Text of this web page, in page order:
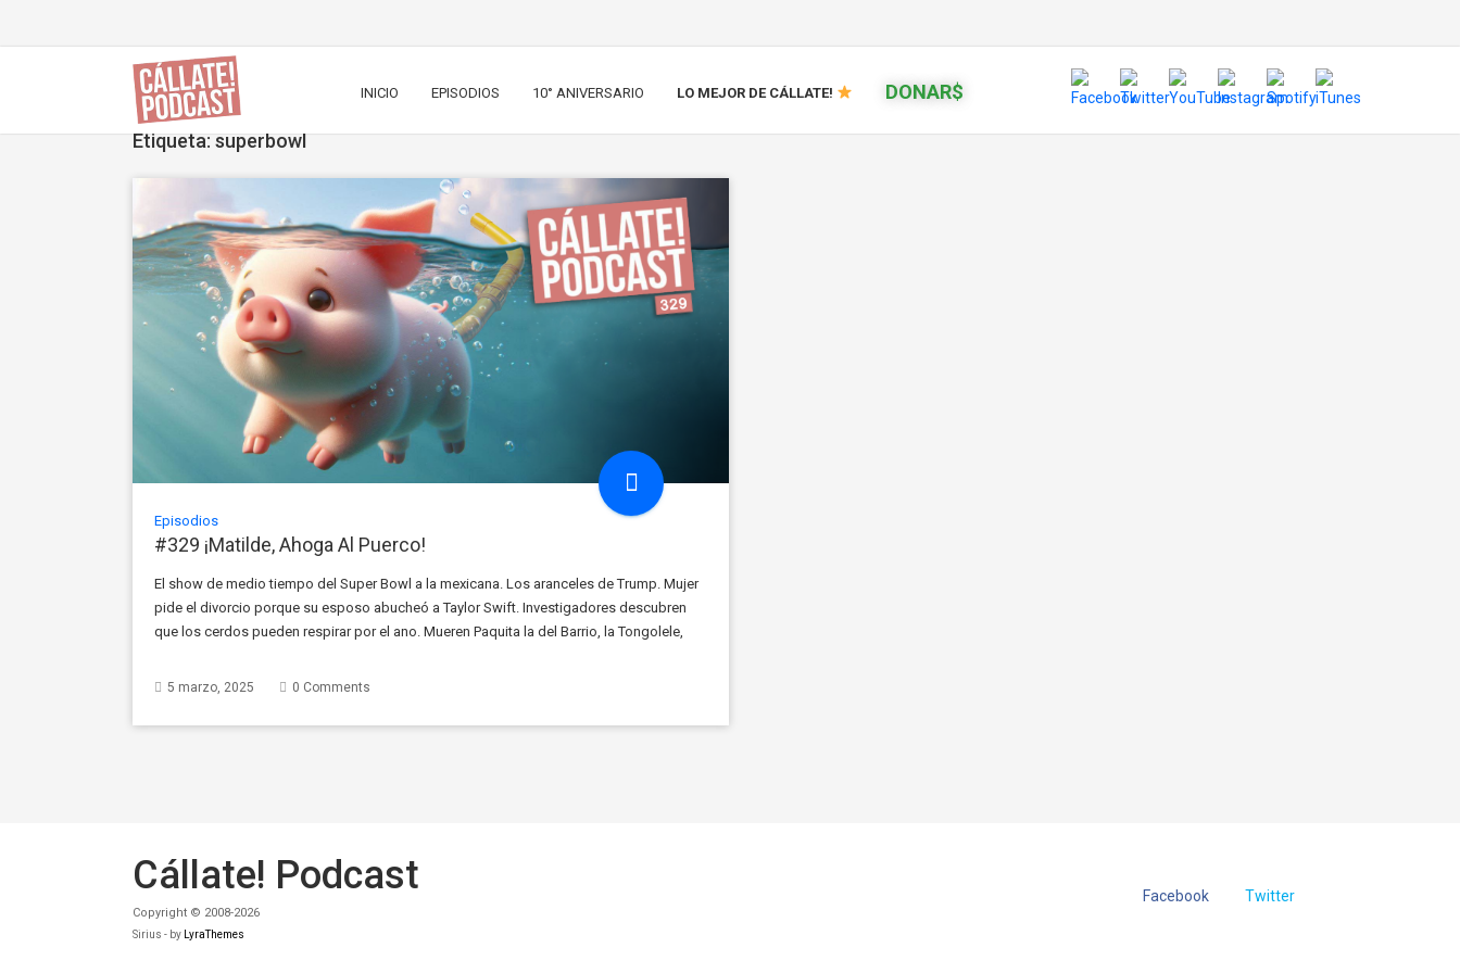
INICIO EPISODIOS 10° ANIVERSARIO LO MEJOR DE CÁLLATE! DONAR$
Etiqueta: superbowl
Episodios
#329 ¡Matilde, Ahoga Al Puerco!
El show de medio tiempo del Super Bowl a la mexicana. Los aranceles de Trump. Mujer
pide el divorcio porque su esposo abucheó a Taylor Swift. Investigadores descubren
que los cerdos pueden respirar por el ano. Mueren Paquita la del Barrio, la Tongolele,
5 marzo, 2025 0 Comments
Facebook Twitter
Cállate! Podcast
Copyright © 2008-2026
Sirius - by LyraThemes